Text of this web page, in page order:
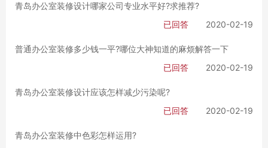
青岛办公室装修设计哪家公司专业水平好?求推荐?
已回答
2020-02-19
普通办公室装修多少钱一平?哪位大神知道的麻烦解答一下
已回答
2020-02-19
青岛办公室装修设计应该怎样减少污染呢?
已回答
2020-02-19
青岛办公室装修中色彩怎样运用?